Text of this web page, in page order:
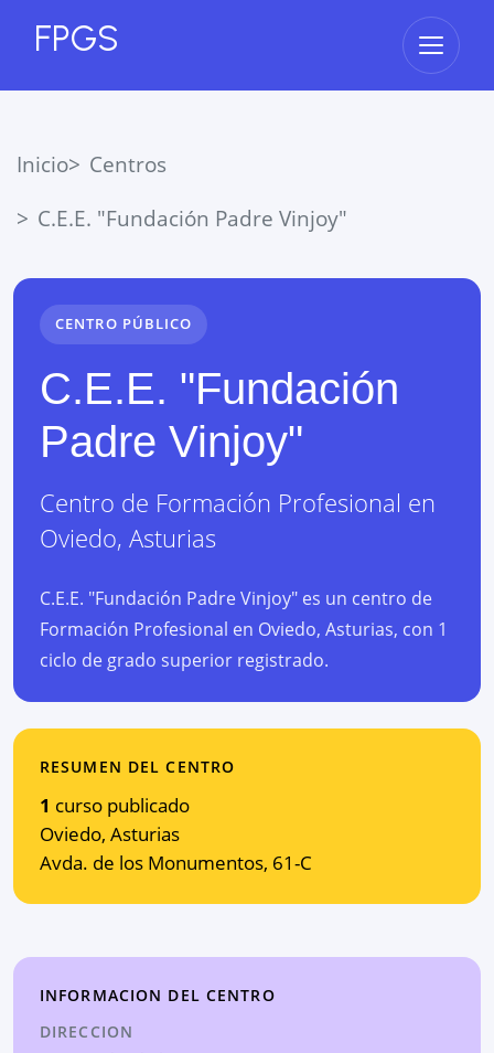
FPGS Abrir
Inicio
Centros
C.E.E. "Fundación Padre Vinjoy"
CENTRO PÚBLICO
C.E.E. "Fundación
Padre Vinjoy"
Centro de Formación Profesional en
Oviedo, Asturias
C.E.E. "Fundación Padre Vinjoy" es un centro de
Formación Profesional en Oviedo, Asturias, con 1
ciclo de grado superior registrado.
RESUMEN DEL CENTRO
1 curso publicado
Oviedo, Asturias
Avda. de los Monumentos, 61-C
INFORMACION DEL CENTRO
DIRECCION